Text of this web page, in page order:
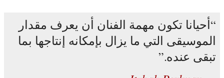
أحيانا تكون مهمة الفنان أن يعرف مقدار
الموسيقى التي ما يزال بإمكانه إنتاجها بما
تبقى عنده.